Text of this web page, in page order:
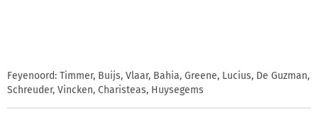
Feyenoord: Timmer, Buijs, Vlaar, Bahia, Greene, Lucius, De Guzman,
Schreuder, Vincken, Charisteas, Huysegems